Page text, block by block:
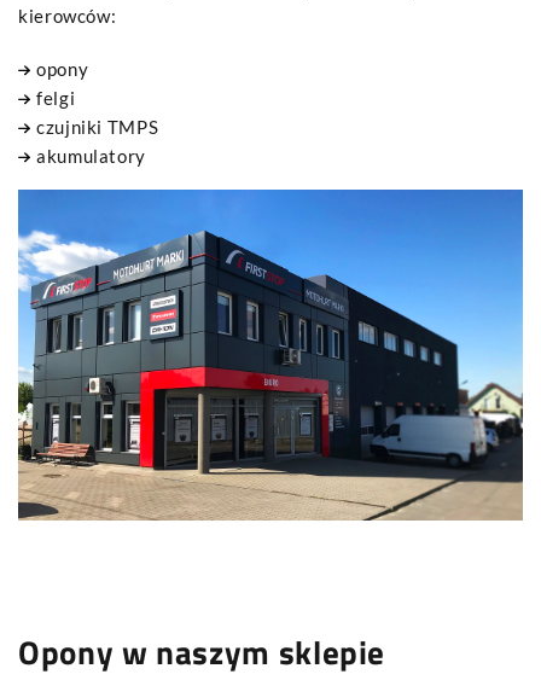
kierowców:
opony
felgi
czujniki TMPS
akumulatory
Oponyw naszym sklepie